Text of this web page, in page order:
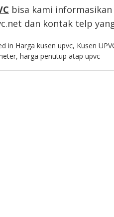
bisa kami
dan kontak telp
in Harga kusen upvc, Kusen
, harga penutup atap upvc